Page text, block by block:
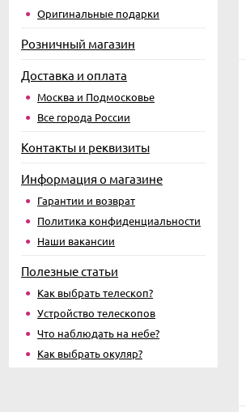
Оригинальные подарки
Розничный магазин
Доставка и оплата
Москва и Подмосковье
Все города России
Контакты и реквизиты
Информация о магазине
Гарантии и возврат
Политика конфиденциальности
Наши вакансии
Полезные статьи
Как выбрать телескоп?
Устройство телескопов
Что наблюдать на небе?
Как выбрать окуляр?